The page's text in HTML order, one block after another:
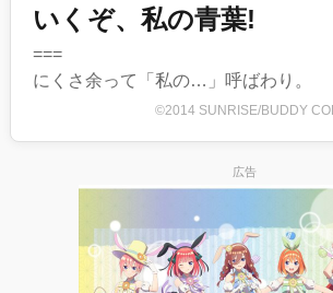
いくぞ、私の青葉!
===
にくさ余って「私の…」呼ばわり。
©2014 SUNRISE/BUDDY
広告